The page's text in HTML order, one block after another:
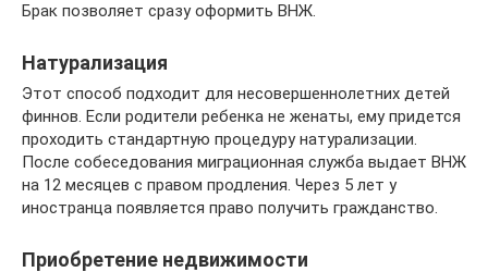
Брак позволяет сразу оформить ВНЖ.
Натурализация
Этот способ подходит для несовершеннолетних детей
финнов. Если родители ребенка не женаты, ему придется
проходить стандартную процедуру натурализации.
После собеседования миграционная служба выдает ВНЖ
на 12 месяцев с правом продления. Через 5 лет у
иностранца появляется право получить гражданство.
Приобретение недвижимости